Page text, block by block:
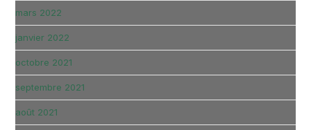
mars 2022
janvier 2022
octobre 2021
septembre 2021
août 2021